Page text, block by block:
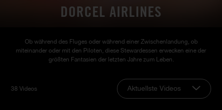
DORCEL AIRLINES
Ob während des Fluges oder während einer Zwischenlandung, ob
miteinander oder mit den Piloten, diese Stewardessen erwecken eine der
größten Fantasien der letzten Jahre zum Leben.
38 Videos Aktuellste Videos